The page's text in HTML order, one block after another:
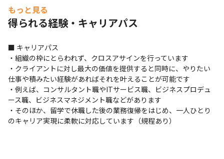
て専門性を高める、マネジメントに進むだけではない選択
肢がLTSにはあります。
以下、実際のキャリアチェンジ者のインタビュー記事と
なっております。
https://www.talent-book.jp/lt-s/stories/49011
【4】学びあえる環境
配属予定部門では部内で業務とは関係なくとも技術を学
びあう場を設けております。
例えば、ReactやKotlin、Goなどの言語を自主的な勉強
会を開催してメンバー間で学習する機会を設けている他、
もっと見る
得られる経験・キャリアパス
■ キャリアパス
・組織の枠にとらわれず、クロスアサインを行っています
・クライアントに対し最大の価値を提供すると同時に、やりたい
仕事や積みたい経験があればそれを叶えることが可能です
・例えば、コンサルタント職やITサービス職、ビジネスプロデュ
ース職、ビジネスマネジメント職などがあります
・そのほか、留学で休職した後の業務復帰をはじめ、一人ひとり
のキャリア実現に柔軟に対応しています（規程あり）